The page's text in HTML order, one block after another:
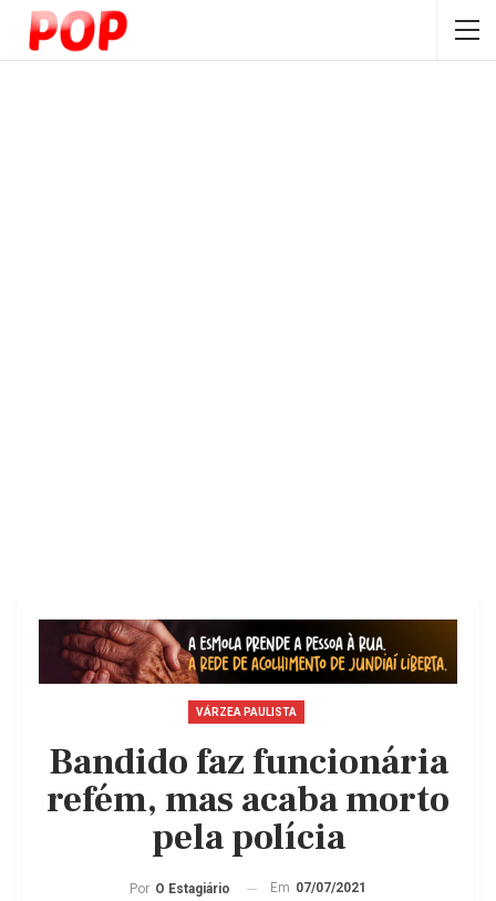
VÁRZEA PAULISTA
Bandido faz funcionária
refém, mas acaba morto
pela polícia
Por O Estagiário Em 07/07/2021